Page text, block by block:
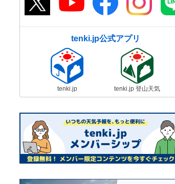
tenki.jp公式アプリ
tenki.jp tenki.jp 登山天気